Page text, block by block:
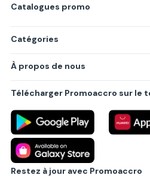
Catalogues promo
Catégories
Produits
Villes principales
À propos de nous
Politique de confidentialité
Règlements
Partenariat B2B
Blog
Contact
Télécharger Promoaccro sur le
Restez à jour avec Promoaccro